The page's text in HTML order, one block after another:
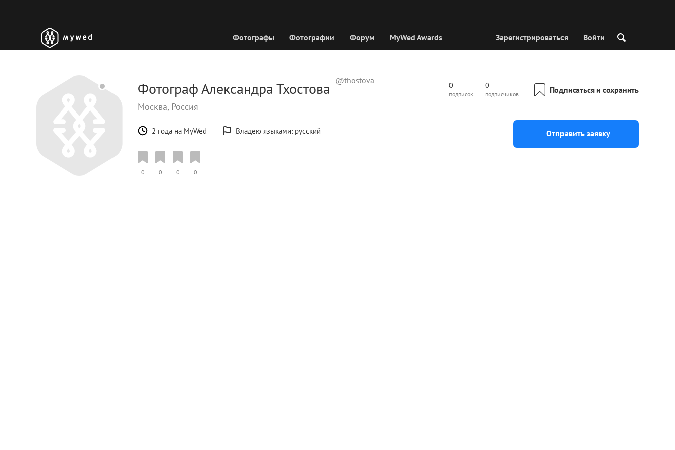
Фотографы Фотографии Форум MyWed Awards Зарегистрироваться Войти
Фотограф Александра Тхостова @thostova 0
подписок
0
подписчиков Подписаться и сохранить
Москва, Россия
Отправить заявку
2 года на MyWed Владею языками: русский
0 0 0 0